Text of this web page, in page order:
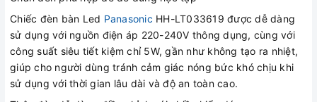
Chiếc đèn bàn Led Panasonic HH-LT033619 được dễ dàng
sử dụng với nguồn điện áp 220-240V thông dụng, cùng với
công suất siêu tiết kiệm chỉ 5W, gần như không tạo ra nhiệt,
giúp cho người dùng tránh cảm giác nóng bức khó chịu khi
sử dụng với thời gian lâu dài và độ an toàn cao.